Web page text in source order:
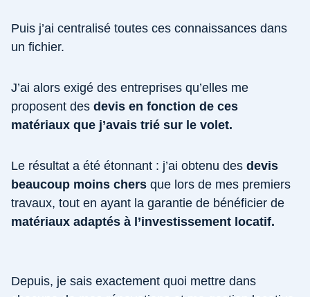
Puis j’ai centralisé toutes ces connaissances dans
un fichier.
J’ai alors exigé des entreprises qu’elles me
proposent des devis en fonction de ces
matériaux que j’avais trié sur le volet.
Le résultat a été étonnant : j’ai obtenu des devis
beaucoup moins chers que lors de mes premiers
travaux, tout en ayant la garantie de bénéficier de
matériaux adaptés à l’investissement locatif.
Depuis, je sais exactement quoi mettre dans